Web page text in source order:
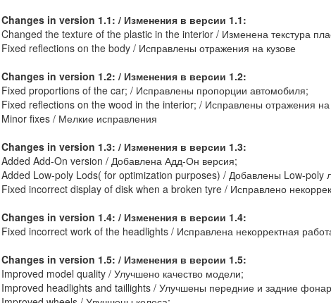
Changes in version 1.1: / Изменения в версии 1.1:
Changed the texture of the plastic in the interior / Изменена текстура
Fixed reflections on the body / Исправлены отражения на кузове
Changes in version 1.2: / Изменения в версии 1.2:
Fixed proportions of the car; / Исправлены пропорции автомобиля;
Fixed reflections on the wood in the interior; / Исправлены отражения
Minor fixes / Мелкие исправления
Changes in version 1.3: / Изменения в версии 1.3:
Added Add-On version / Добавлена Адд-Он версия;
Added Low-poly Lods( for optimization purposes) / Добавлены Low-poly
Fixed incorrect display of disk when a broken tyre / Исправлено
Changes in version 1.4: / Изменения в версии 1.4:
Fixed incorrect work of the headlights / Исправлена некорректная
Changes in version 1.5: / Изменения в версии 1.5:
Improved model quality / Улучшено качество модели;
Improved headlights and taillights / Улучшены передние и задние